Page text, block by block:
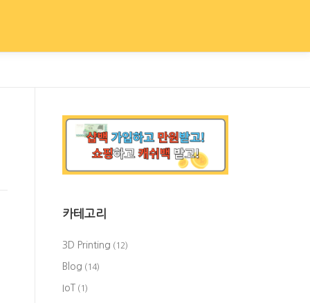
카테고리
3D Printing (12)
Blog (14)
IoT (1)